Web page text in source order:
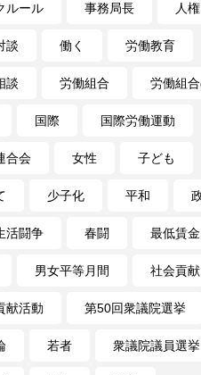
ルール 事務局長 人権
談 働く 労働教育
談 労働組合 労働組
国際 国際労働運動
合会 女性 子ども
少子化 平和
活闘争 春闘 最低賃金
男女平等月間 社会貢献
献活動 第50回衆議院選挙
若者 衆議院議員選挙